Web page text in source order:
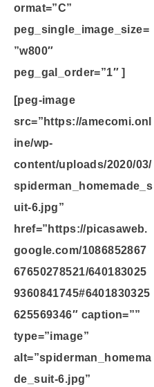
ormat=”C”
peg_single_image_size=
”w800″
peg_gal_order=”1″ ]
[peg-image
src=”https://amecomi.onl
ine/wp-
content/uploads/2020/03/
spiderman_homemade_s
uit-6.jpg”
href=”https://picasaweb.
google.com/1086852867
67650278521/640183025
9360841745#6401830325
625569346″ caption=””
type=”image”
alt=”spiderman_homema
de_suit-6.jpg”